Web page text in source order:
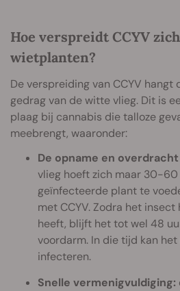
Hoe verspreidt CCYV
wietplanten?
De verspreiding van CCYV
gedrag van de witte vlieg. Dit is
plaag bij cannabis die talloze
meebrengt, waaronder:
De opname en
vlieg hoeft zich maar 30-
geïnfecteerde plant te
met CCYV. Zodra het
heeft, blijft het tot wel 48
voordarm. In die tijd kan
infecteren.
Snelle vermenigvuldiging: